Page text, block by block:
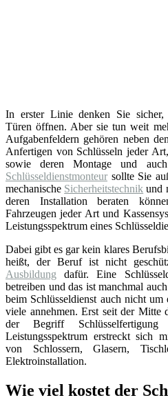
In erster Linie denken Sie sicher,
Türen öffnen. Aber sie tun weit
Aufgabenfeldern gehören neben
Anfertigen von Schlüsseln jeder
sowie deren Montage und
Schlüsseldienstmonteur sollte Sie
mechanische Sicherheitstechnik und
deren Installation beraten
Fahrzeugen jeder Art und
Leistungsspektrum eines
Dabei gibt es gar kein klares
heißt, der Beruf ist nicht
Ausbildung dafür. Eine
betreiben und das ist manchmal
beim Schlüsseldienst auch nicht
viele annehmen. Erst seit der Mitte
der Begriff
Leistungsspektrum erstreckt sich
von Schlossern, Glasern,
Elektroinstallation.
Wie viel kostet der